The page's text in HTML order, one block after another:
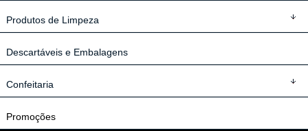
Produtos de Limpeza
Descartáveis e Embalagens
Confeitaria
Promoções